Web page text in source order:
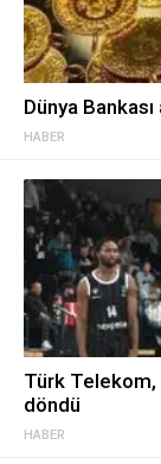
HABER
Dünya Bankası
HABER
Türk Telekom,
döndü